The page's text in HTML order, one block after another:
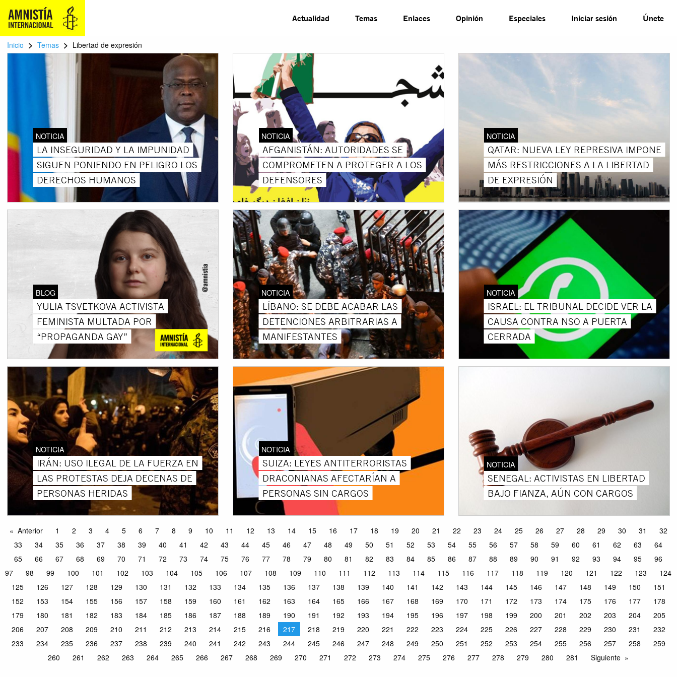
Actualidad Temas Enlaces Opinión Especiales Iniciar sesión Únete
Inicio > Temas > Libertad de expresión
NOTICIA
LA INSEGURIDAD Y LA IMPUNIDAD
SIGUEN PONIENDO EN PELIGRO LOS
DERECHOS HUMANOS
NOTICIA
AFGANISTÁN: AUTORIDADES SE
COMPROMETEN A PROTEGER A LOS
DEFENSORES
NOTICIA
QATAR: NUEVA LEY REPRESIVA IMPONE
MÁS RESTRICCIONES A LA LIBERTAD
DE EXPRESIÓN
BLOG
YULIA TSVETKOVA ACTIVISTA
FEMINISTA MULTADA POR
“PROPAGANDA GAY”
NOTICIA
LÍBANO: SE DEBE ACABAR LAS
DETENCIONES ARBITRARIAS A
MANIFESTANTES
NOTICIA
ISRAEL: EL TRIBUNAL DECIDE VER LA
CAUSA CONTRA NSO A PUERTA
CERRADA
NOTICIA
IRÁN: USO ILEGAL DE LA FUERZA EN
LAS PROTESTAS DEJA DECENAS DE
PERSONAS HERIDAS
NOTICIA
SUIZA: LEYES ANTITERRORISTAS
DRACONIANAS AFECTARÍAN A
PERSONAS SIN CARGOS
NOTICIA
SENEGAL: ACTIVISTAS EN LIBERTAD
BAJO FIANZA, AÚN CON CARGOS
Anterior 1 2 3 4 5 6 7 8 9 10 11 12 13 14 15 16 17 18 19 20 21 22 23 24 25 26 27 28 29 30 31
32
33
34 35 36 37 38 39 40 41 42 43 44 45 46 47 48 49 50 51 52 53 54 55 56 57 58 59 60 61 62 63
64
65
66 67 68 69 70 71 72 73 74 75 76 77 78 79 80 81 82 83 84 85 86 87 88 89 90 91 92 93 94 95
96
97
98 99 100 101 102 103 104 105 106 107 108 109 110 111 112 113 114 115 116 117 118 119 120 121 122 123
124
125
126 127 128 129 130 131 132 133 134 135 136 137 138 139 140 141 142 143 144 145 146 147 148 149 150
151
152
153 154 155 156 157 158 159 160 161 162 163 164 165 166 167 168 169 170 171 172 173 174 175 176 177
178
179
180 181 182 183 184 185 186 187 188 189 190 191 192 193 194 195 196 197 198 199 200 201 202 203 204
205
206
207 208 209 210 211 212 213 214 215 216 217 218 219 220 221 222 223 224 225 226 227 228 229 230 231
232
233
234 235 236 237 238 239 240 241 242 243 244 245 246 247 248 249 250 251 252 253 254 255 256 257 258
259
260
261 262 263 264 265 266 267 268 269 270 271 272 273 274 275 276 277 278 279 280 281 Siguiente